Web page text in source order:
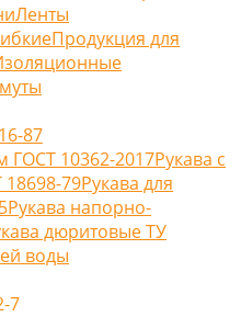
Ленты
Продукция для
87
ГОСТ 10362-2017Рукава с
79Рукава для
Рукава напорно-
дюритовые ТУ
воды
7